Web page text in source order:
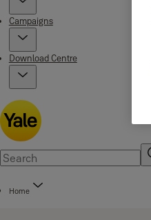
Campaigns
Download Centre
Home